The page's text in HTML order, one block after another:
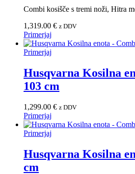
Combi kosišče s tremi noži, Hitra
1,319.00 € z DDV
Primerjaj
Primerjaj
Husqvarna Kosilna
103 cm
1,299.00 € z DDV
Primerjaj
Primerjaj
Husqvarna Kosilna
cm